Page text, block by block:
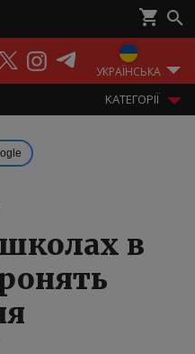
УКРАЇНСЬКА
KАТЕГОРІЇ
ЕФІР
в